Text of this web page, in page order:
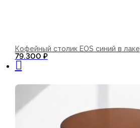
Кофейный столик EOS синий в лаке
79.300 ₽